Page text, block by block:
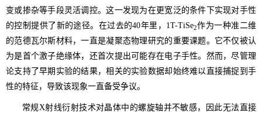
变或掺杂等手段灵活调控。这一发现为在更宽泛的条件下实现对手性
的控制提供了新的途径。在过去的40年里， 1T-TiSe2作为一种准二维
的范德瓦尔斯材料，一直是凝聚态物理研究的重要课题。它不仅被认
为是首个激子绝缘体，还首次提出可能存在电子手性。然而，尽管理
论支持了早期实验的结果，相关的实验数据却始终难以直接捕捉到手
性的特征，导致该现象一直备受争议。
常规X射线衍射技术对晶体中的螺旋轴并不敏感，因此无法直接